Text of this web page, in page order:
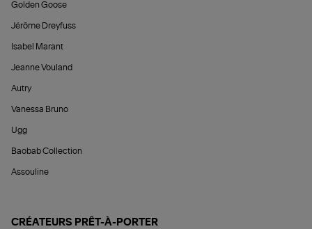
Golden Goose
Jérôme Dreyfuss
Isabel Marant
Jeanne Vouland
Autry
Vanessa Bruno
Ugg
Baobab Collection
Assouline
CRÉATEURS PRÊT-À-PORTER